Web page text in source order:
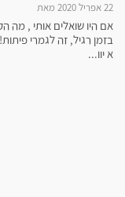
22 אפריל 2020 מאת
אם היו שואלים אותי , מה
בזמן רגיל, זה לגמרי
א יוו...